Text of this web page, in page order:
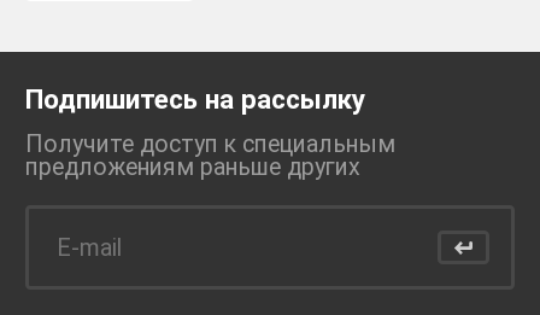
Подпишитесь на рассылку
Получите доступ к специальным
предложениям раньше других